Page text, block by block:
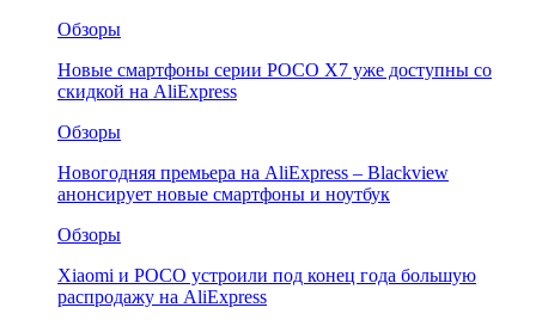
Обзоры
Новые смартфоны серии POCO X7 уже доступны со
скидкой на AliExpress
Обзоры
Новогодняя премьера на AliExpress – Blackview
анонсирует новые смартфоны и ноутбук
Обзоры
Xiaomi и POCO устроили под конец года большую
распродажу на AliExpress